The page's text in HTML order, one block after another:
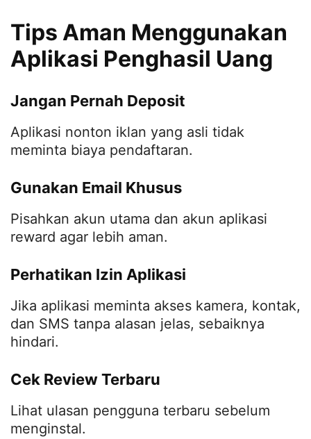
Tips Aman Menggunakan
Aplikasi Penghasil Uang
Jangan Pernah Deposit
Aplikasi nonton iklan yang asli tidak
meminta biaya pendaftaran.
Gunakan Email Khusus
Pisahkan akun utama dan akun aplikasi
reward agar lebih aman.
Perhatikan Izin Aplikasi
Jika aplikasi meminta akses kamera, kontak,
dan SMS tanpa alasan jelas, sebaiknya
hindari.
Cek Review Terbaru
Lihat ulasan pengguna terbaru sebelum
menginstal.